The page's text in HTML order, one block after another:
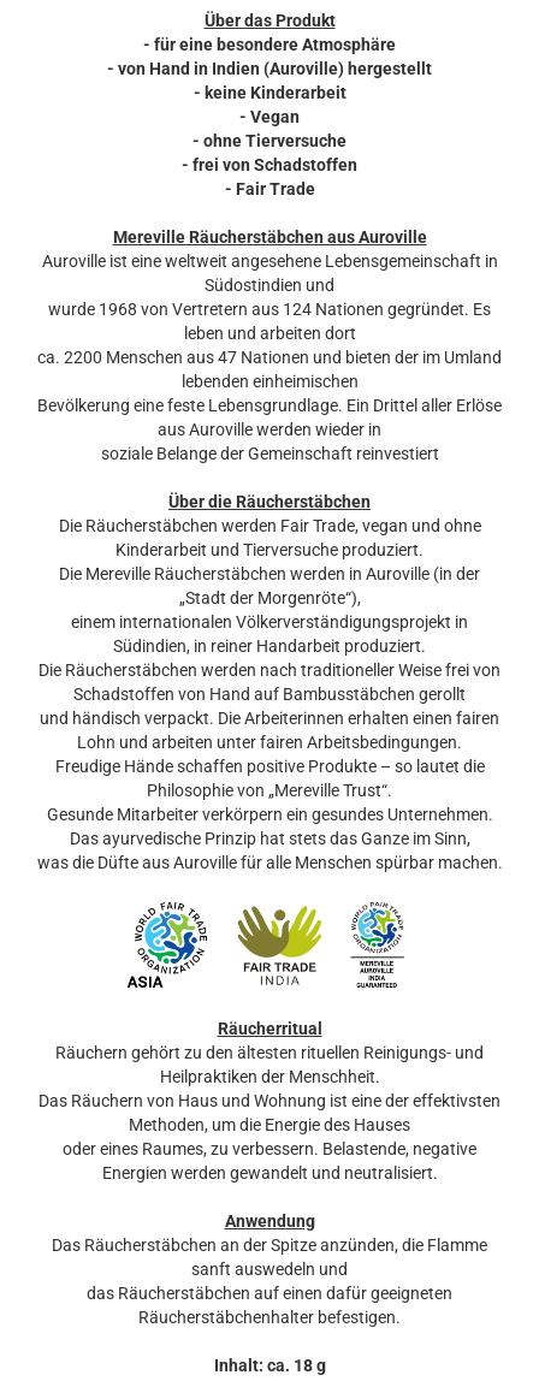
Über das Produkt
- für eine besondere Atmosphäre
- von Hand in Indien (Auroville) hergestellt
- keine Kinderarbeit
- Vegan
- ohne Tierversuche
- frei von Schadstoffen
- Fair Trade
Mereville Räucherstäbchen aus Auroville
Auroville ist eine weltweit angesehene Lebensgemeinschaft in
Südostindien und
wurde 1968 von Vertretern aus 124 Nationen gegründet. Es
leben und arbeiten dort
ca. 2200 Menschen aus 47 Nationen und bieten der im Umland
lebenden einheimischen
Bevölkerung eine feste Lebensgrundlage. Ein Drittel aller Erlöse
aus Auroville werden wieder in
soziale Belange der Gemeinschaft reinvestiert
Über die Räucherstäbchen
Die Räucherstäbchen werden Fair Trade, vegan und ohne
Kinderarbeit und Tierversuche produziert.
Die Mereville Räucherstäbchen werden in Auroville (in der
„Stadt der Morgenröte“),
einem internationalen Völkerverständigungsprojekt in
Südindien, in reiner Handarbeit produziert.
Die Räucherstäbchen werden nach traditioneller Weise frei von
Schadstoffen von Hand auf Bambusstäbchen gerollt
und händisch verpackt. Die Arbeiterinnen erhalten einen fairen
Lohn und arbeiten unter fairen Arbeitsbedingungen.
Freudige Hände schaffen positive Produkte – so lautet die
Philosophie von „Mereville Trust“.
Gesunde Mitarbeiter verkörpern ein gesundes Unternehmen.
Das ayurvedische Prinzip hat stets das Ganze im Sinn,
was die Düfte aus Auroville für alle Menschen spürbar machen.
Räucherritual
Räuchern gehört zu den ältesten rituellen Reinigungs- und
Heilpraktiken der Menschheit.
Das Räuchern von Haus und Wohnung ist eine der effektivsten
Methoden, um die Energie des Hauses
oder eines Raumes, zu verbessern. Belastende, negative
Energien werden gewandelt und neutralisiert.
Anwendung
Das Räucherstäbchen an der Spitze anzünden, die Flamme
sanft auswedeln und
das Räucherstäbchen auf einen dafür geeigneten
Räucherstäbchenhalter befestigen.
Inhalt: ca. 18 g